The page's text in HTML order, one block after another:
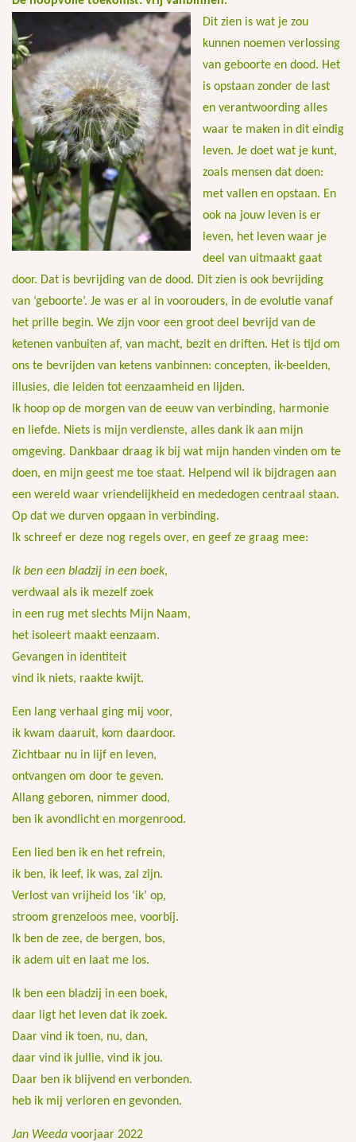
Dit zien is wat je zou
kunnen noemen verlossing
van geboorte en dood. Het
is opstaan zonder de last
en verantwoording alles
waar te maken in dit eindig
leven. Je doet wat je kunt,
zoals mensen dat doen:
met vallen en opstaan. En
ook na jouw leven is er
leven, het leven waar je
deel van uitmaakt gaat
door. Dat is bevrijding van de dood. Dit zien is ook bevrijding
van ‘geboorte’. Je was er al in voorouders, in de evolutie vanaf
het prille begin. We zijn voor een groot deel bevrijd van de
ketenen vanbuiten af, van macht, bezit en driften. Het is tijd om
ons te bevrijden van ketens vanbinnen: concepten, ik-beelden,
illusies, die leiden tot eenzaamheid en lijden.
Ik hoop op de morgen van de eeuw van verbinding, harmonie
en liefde. Niets is mijn verdienste, alles dank ik aan mijn
omgeving. Dankbaar draag ik bij wat mijn handen vinden om te
doen, en mijn geest me toe staat. Helpend wil ik bijdragen aan
een wereld waar vriendelijkheid en mededogen centraal staan.
Op dat we durven opgaan in verbinding.
Ik schreef er deze nog regels over, en geef ze graag mee:
Ik ben een bladzij in een boek,
verdwaal als ik mezelf zoek
in een rug met slechts Mijn Naam,
het isoleert maakt eenzaam.
Gevangen in identiteit
vind ik niets, raakte kwijt.
Een lang verhaal ging mij voor,
ik kwam daaruit, kom daardoor.
Zichtbaar nu in lijf en leven,
ontvangen om door te geven.
Allang geboren, nimmer dood,
ben ik avondlicht en morgenrood.
Een lied ben ik en het refrein,
ik ben, ik leef, ik was, zal zijn.
Verlost van vrijheid los ‘ik’ op,
stroom grenzeloos mee, voorbij.
Ik ben de zee, de bergen, bos,
ik adem uit en laat me los.
Ik ben een bladzij in een boek,
daar ligt het leven dat ik zoek.
Daar vind ik toen, nu, dan,
daar vind ik jullie, vind ik jou.
Daar ben ik blijvend en verbonden.
heb ik mij verloren en gevonden.
Jan Weeda voorjaar 2022